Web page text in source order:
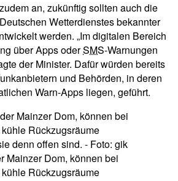
an, zukünftig sollten auch die
Wetterdienstes bekannter
werden. „Im digitalen Bereich
über Apps oderSMS-Warnungen
der Minister. Dafür würden bereits
und Behörden, in deren
Warn-Apps liegen, geführt.
Mainzer Dom, können bei
Rückzugsräume